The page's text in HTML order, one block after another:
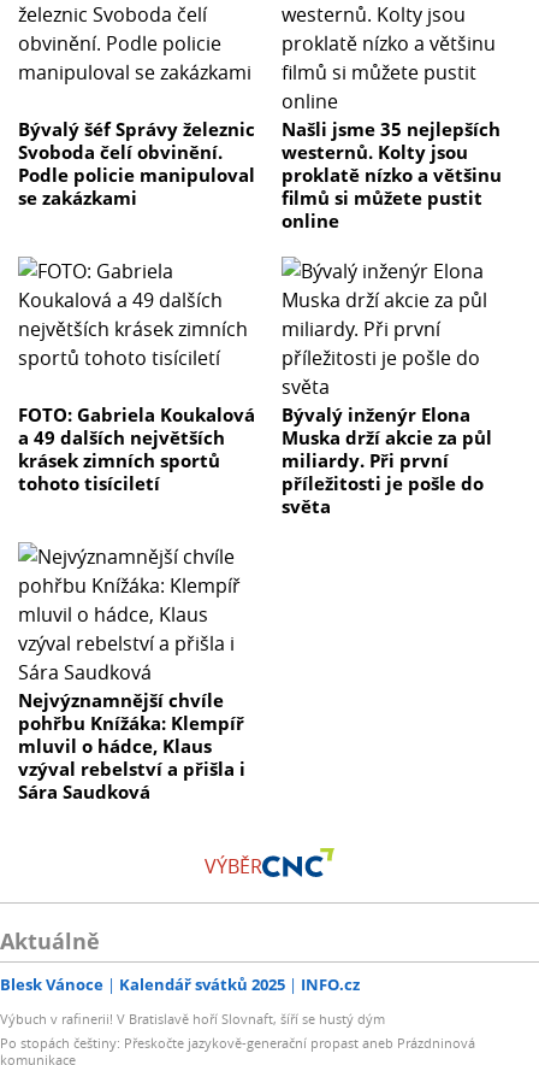
Bývalý šéf Správy železnic
Svoboda čelí obvinění.
Podle policie manipuloval
se zakázkami
Našli jsme 35 nejlepších
westernů. Kolty jsou
proklatě nízko a většinu
filmů si můžete pustit
online
FOTO: Gabriela Koukalová
a 49 dalších největších
krásek zimních sportů
tohoto tisíciletí
Bývalý inženýr Elona
Muska drží akcie za půl
miliardy. Při první
příležitosti je pošle do
světa
Nejvýznamnější chvíle
pohřbu Knížáka: Klempíř
mluvil o hádce, Klaus
vzýval rebelství a přišla i
Sára Saudková
VÝBĚR
Aktuálně
Blesk Vánoce Kalendář svátků 2025 INFO.cz
Výbuch v rafinerii! V Bratislavě hoří Slovnaft, šíří se hustý dým
Po stopách češtiny: Přeskočte jazykově-generační propast aneb Prázdninová
komunikace